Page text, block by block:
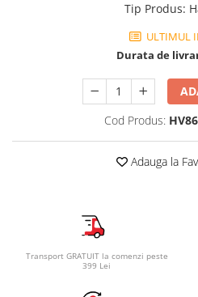
Tip Produs:
ULTIMUL
Durata de
Cod Produs:
Adauga la
Transport GRATUIT la comenzi peste
399 Lei